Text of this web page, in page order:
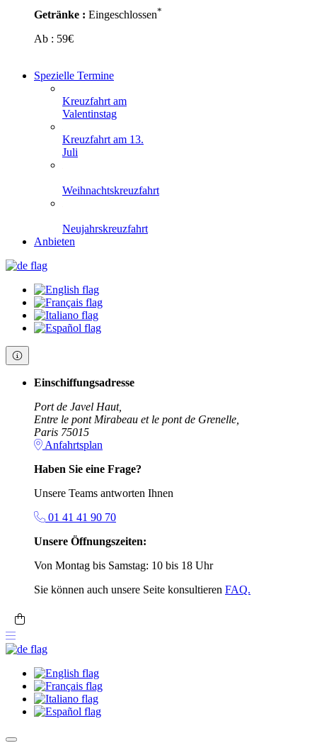
Getränke : Eingeschlossen*
Ab : 59€
Spezielle Termine
Kreuzfahrt am
Valentinstag
Kreuzfahrt am 13.
Juli
Weihnachtskreuzfahrt
Neujahrskreuzfahrt
Anbieten
Einschiffungsadresse
Port de Javel Haut,
Entre le pont Mirabeau et le pont de Grenelle,
Paris 75015
Anfahrtsplan
Haben Sie eine Frage?
Unsere Teams antworten Ihnen
01 41 41 90 70
Unsere Öffnungszeiten:
Von Montag bis Samstag: 10 bis 18 Uhr
Sie können auch unsere Seite konsultieren FAQ.